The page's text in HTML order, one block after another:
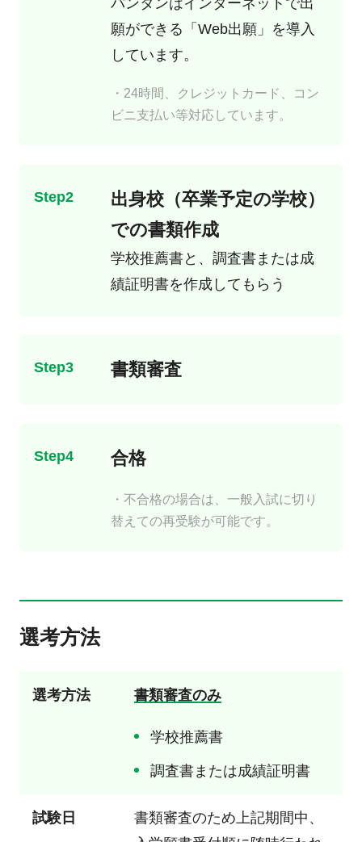
バンタンはインターネットで出
願ができる 「Web出願」 を導入
しています。
・24時間、クレジットカード、コン
ビニ支払い等対応しています。
Step2
出身校（卒業予定の学校）
での書類作成
学校推薦書と、調査書または成
績証明書を作成してもらう
Step3 書類審査
Step4 合格
・不合格の場合は、一般入試に切り
替えての再受験が可能です。
選考方法
選考方法 書類審査のみ
学校推薦書
調査書または成績証明書
試験日
書類審査のため上記期間中、